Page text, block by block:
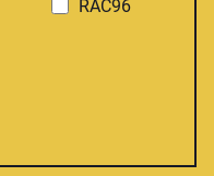
RAC96